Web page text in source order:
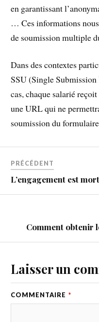
en garantissant
… Ces informations
de soumission multiple
Dans des contextes
SSU (Single
cas, chaque salarié
une URL qui ne
soumission du
PRÉCÉDENT
L’engagement est
Comment obtenir
Laisser un
COMMENTAIRE *